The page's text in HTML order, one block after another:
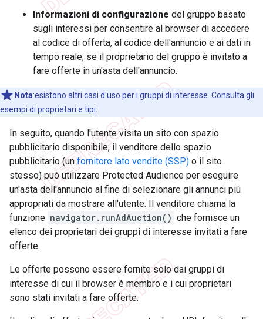
Informazioni di configurazione del gruppo basato
sugli interessi per consentire al browser di accedere
al codice di offerta, al codice dell'annuncio e ai dati in
tempo reale, se il proprietario del gruppo è invitato a
fare offerte in un'asta dell'annuncio.
Nota:esistono altri casi d'uso per i gruppi di interesse. Consulta gli
esempi di proprietari e tipi
In seguito, quando l'utente visita un sito con spazio
pubblicitario disponibile, il venditore dello spazio
pubblicitario (unfornitore lato vendite (SSP) o il sito
stesso) può utilizzare Protected Audience per eseguire
un'asta dell'annuncio al fine di selezionare gli annunci più
appropriati da mostrare all'utente. Il venditore chiama la
funzione navigator.runAdAuction() che fornisce un
elenco dei proprietari dei gruppi di interesse invitati a fare
offerte.
Le offerte possono essere fornite solo dai gruppi di
interesse di cui il browser è membro e i cui proprietari
sono stati invitati a fare offerte.